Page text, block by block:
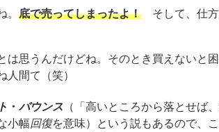
。 底で売ってしまったよ！ そして、仕方
は思うんだけどね。そのとき買えないと
人間て（笑）
・ バウンス （「高いところから落とせば
小幅回復を意味）という説もあるので、